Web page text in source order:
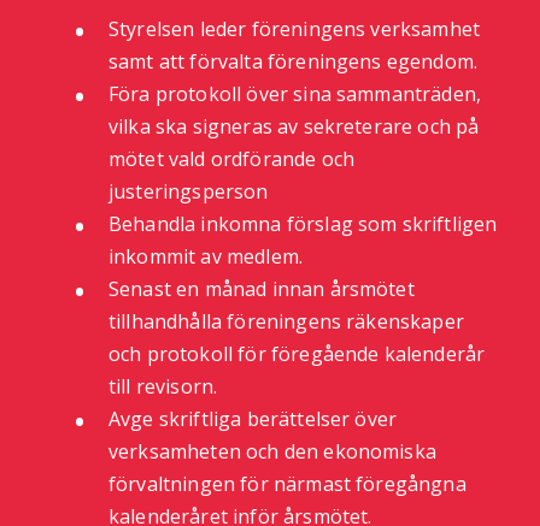
Styrelsen leder föreningens verksamhet
samt att förvalta föreningens egendom.
Föra protokoll över sina sammanträden,
vilka ska signeras av sekreterare och på
mötet vald ordförande och
justeringsperson
Behandla inkomna förslag som skriftligen
inkommit av medlem.
Senast en månad innan årsmötet
tillhandhålla föreningens räkenskaper
och protokoll för föregående kalenderår
till revisorn.
Avge skriftliga berättelser över
verksamheten och den ekonomiska
förvaltningen för närmast föregångna
kalenderåret inför årsmötet.